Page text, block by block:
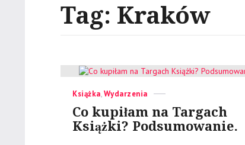
Tag: Kraków
Categories
Książka,Wydarzenia
Co kupiłam na Targach
Książki? Podsumowanie.